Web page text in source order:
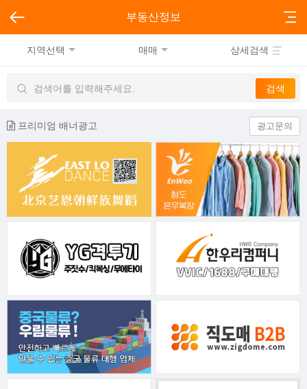
부동산정보
지역선택 매매 상세검색
프리미엄 배너광고 광고문의